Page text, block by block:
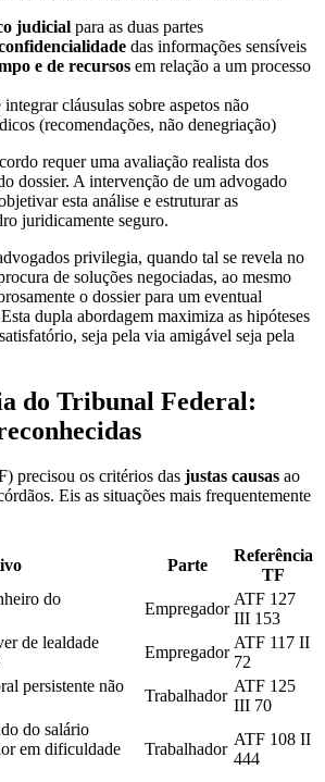
judicial para as duas partes
das informações sensíveis
e de recursos em relação a um processo
cláusulas sobre aspetos não
(recomendações, não denegriação)
requer uma avaliação realista dos
dossier. A intervenção de um advogado
esta análise e estruturar as
juridicamente seguro.
privilegia, quando tal se revela no
de soluções negociadas, ao mesmo
o dossier para um eventual
dupla abordagem maximiza as hipóteses
seja pela via amigável seja pela
do Tribunal Federal:
precisou os critérios das justas causas ao
Eis as situações mais frequentemente
Parte
Referência
TF
do
Empregador
ATF 127
III 153
de lealdade
Empregador
ATF 117 II
72
persistente não
Trabalhador
ATF 125
III 70
do salário
em dificuldade
Trabalhador
ATF 108 II
444